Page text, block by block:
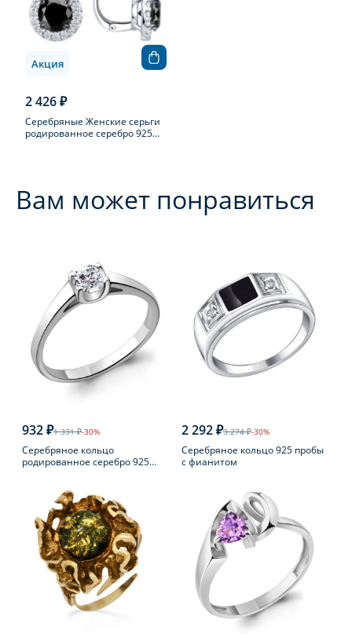
2 426 ₽
Серебряные Женские серьги
родированное серебро 925
Акция
Вам может понравиться
932 ₽1 331 ₽-30%
Серебряное кольцо
родированное серебро 925
2 292 ₽3 274 ₽-30%
Серебряное кольцо 925 пробы
с фианитом